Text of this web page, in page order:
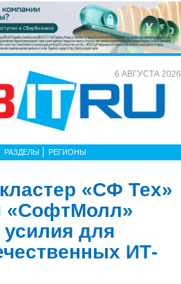
6 АВГУСТА 2026
РАЗДЕЛЫ РЕГИОНЫ
«СФ Тех»
«СофтМолл»
для
ИТ-